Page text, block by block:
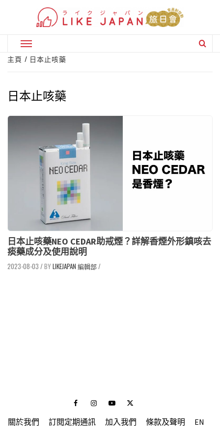
Primary
Menu
主頁 日本止咳藥
日本止咳藥
日本止咳藥NEO CEDAR助戒煙？詳解香煙外形鎮咳去
痰藥成分及使用說明
2023-08-03 / LIKEJAPAN 編輯部/
FacebookInstagramYoutubeTwitter
關於我們 訂閱定期通訊 加入我們 條款及聲明 EN